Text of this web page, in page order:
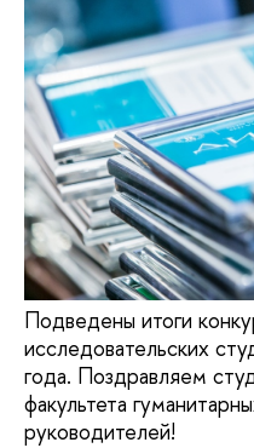
Подведены итоги
исследовательских
года. Поздравляем
факультета
руководителей!